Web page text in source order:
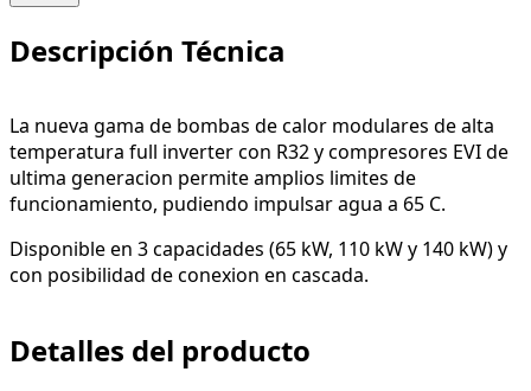
Descripción Técnica
La nueva gama de bombas de calor modulares de alta
temperatura full inverter con R32 y compresores EVI de
ultima generacion permite amplios limites de
funcionamiento, pudiendo impulsar agua a 65 C.
Disponible en 3 capacidades (65 kW, 110 kW y 140 kW) y
con posibilidad de conexion en cascada.
Detalles del producto